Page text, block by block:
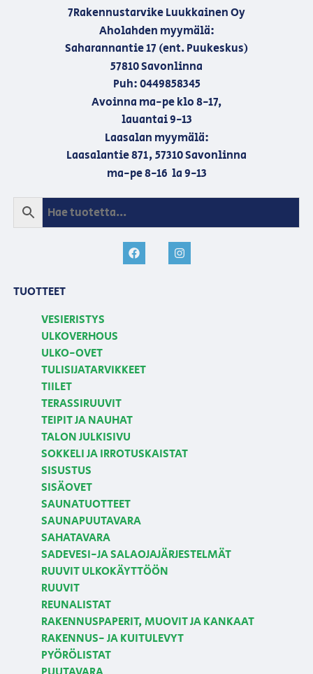
7Rakennustarvike Luukkainen Oy
Aholahden myymälä:
Saharannantie 17 (ent. Puukeskus)
57810 Savonlinna
Puh: 0449858345
Avoinna ma-pe klo 8-17,
lauantai 9-13
Laasalan myymälä:
Laasalantie 871, 57310 Savonlinna
ma-pe 8-16 la 9-13
TUOTTEET
VESIERISTYS
ULKOVERHOUS
ULKO-OVET
TULISIJATARVIKKEET
TIILET
TERASSIRUUVIT
TEIPIT JA NAUHAT
TALON JULKISIVU
SOKKELI JA IRROTUSKAISTAT
SISUSTUS
SISÄOVET
SAUNATUOTTEET
SAUNAPUUTAVARA
SAHATAVARA
SADEVESI-JA SALAOJAJÄRJESTELMÄT
RUUVIT ULKOKÄYTTÖÖN
RUUVIT
REUNALISTAT
RAKENNUSPAPERIT, MUOVIT JA KANKAAT
RAKENNUS- JA KUITULEVYT
PYÖRÖLISTAT